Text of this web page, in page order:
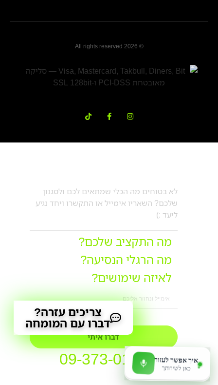
© 2026 All rights reserved
צריכים עזרה?
דברו עם המומחה
לא בטוחים מה הכלי שמתאים לכם ולסגנון
שלכם? השאריו אימייל או התקשרו ויחד נגיע
ליעד :)
מה התקציב שלכם?
מה הרגלי הנסיעה?
לאיזה שימושים?
דברו איתי
09-373-0188